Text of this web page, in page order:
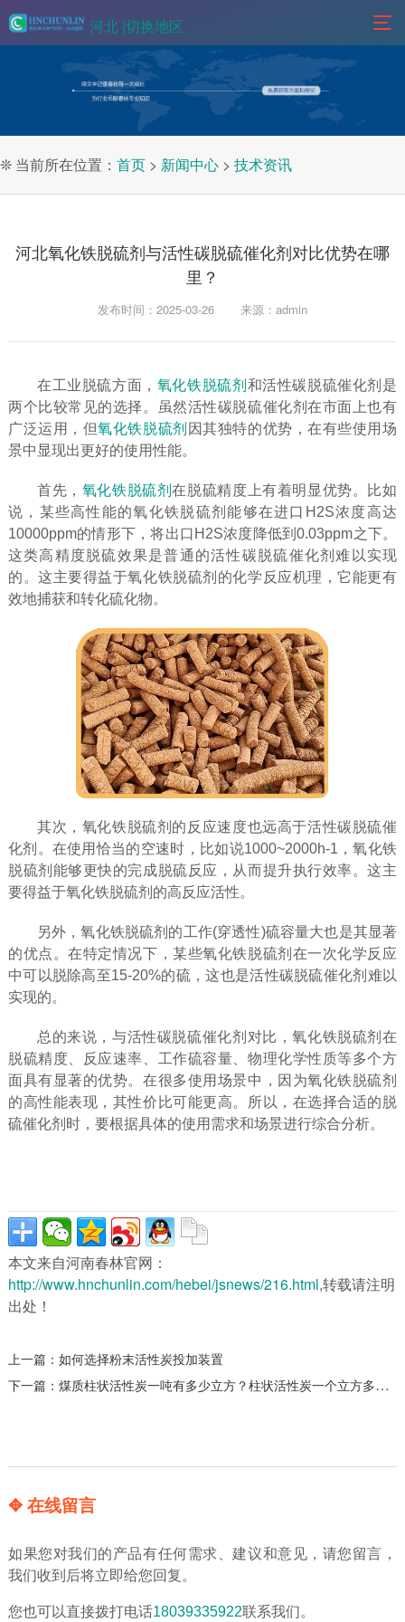
河北 |切换地区
❊ 当前所在位置： 首页 > 新闻中心 > 技术资讯
河北氧化铁脱硫剂与活性碳脱硫催化剂对比优势在哪
里？
发布时间：2025-03-26 来源：admin
在工业脱硫方面， 氧化铁脱硫剂 和活性碳脱硫催化剂是
两个比较常见的选择。虽然活性碳脱硫催化剂在市面上也有
广泛运用，但氧化铁脱硫剂 因其独特的优势，在有些使用场
景中显现出更好的使用性能。
首先， 氧化铁脱硫剂在脱硫精度上有着明显优势。比如
说，某些高性能的氧化铁脱硫剂能够在进口H2S浓度高达
10000ppm的情形下，将出口H2S浓度降低到0.03ppm之下。
这类高精度脱硫效果是普通的活性碳脱硫催化剂难以实现
的。这主要得益于氧化铁脱硫剂的化学反应机理，它能更有
效地捕获和转化硫化物。
其次，氧化铁脱硫剂的反应速度也远高于活性碳脱硫催
化剂。在使用恰当的空速时，比如说1000~2000h-1，氧化铁
脱硫剂能够更快的完成脱硫反应，从而提升执行效率。这主
要得益于氧化铁脱硫剂的高反应活性。
另外，氧化铁脱硫剂的工作(穿透性)硫容量大也是其显著
的优点。在特定情况下，某些氧化铁脱硫剂在一次化学反应
中可以脱除高至15-20%的硫，这也是活性碳脱硫催化剂难以
实现的。
总的来说，与活性碳脱硫催化剂对比，氧化铁脱硫剂在
脱硫精度、反应速率、工作硫容量、物理化学性质等多个方
面具有显著的优势。在很多使用场景中，因为氧化铁脱硫剂
的高性能表现，其性价比可能更高。所以，在选择合适的脱
硫催化剂时，要根据具体的使用需求和场景进行综合分析。
本文来自河南春林官网：
http://www.hnchunlin.com/hebei/jsnews/216.html,转载请注明
出处！
上一篇： 如何选择粉末活性炭投加装置
下一篇： 煤质柱状活性炭一吨有多少立方？柱状活性炭一个立方多重？
✥ 在线留言
如果您对我们的产品有任何需求、建议和意见，请您留言，
我们收到后将立即给您回复。
您也可以直接拨打电话18039335922联系我们。